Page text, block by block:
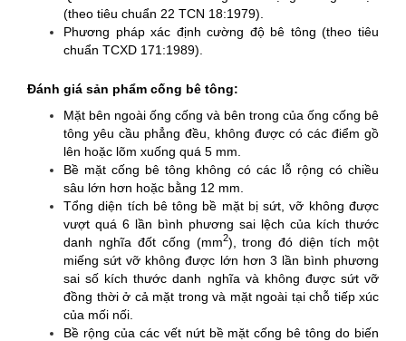
(theo tiêu chuẩn 22 TCN 18:1979).
Phương pháp xác định cường độ bê tông (theo tiêu
chuẩn TCXD 171:1989).
Đánh giá sản phẩm cống bê tông:
Mặt bên ngoài ống cống và bên trong của ống cống bê
tông yêu cầu phẳng đều, không được có các điểm gồ
lên hoặc lõm xuống quá 5 mm.
Bề mặt cống bê tông không có các lỗ rộng có chiều
sâu lớn hơn hoặc bằng 12 mm.
Tổng diện tích bê tông bề mặt bị sứt, vỡ không được
vượt quá 6 lần bình phương sai lệch của kích thước
danh nghĩa đốt cống (mm2), trong đó diện tích một
miếng sứt vỡ không được lớn hơn 3 lần bình phương
sai số kích thước danh nghĩa và không được sứt vỡ
đồng thời ở cả mặt trong và mặt ngoài tại chỗ tiếp xúc
của mối nối.
Bề rộng của các vết nứt bề mặt cống bê tông do biến